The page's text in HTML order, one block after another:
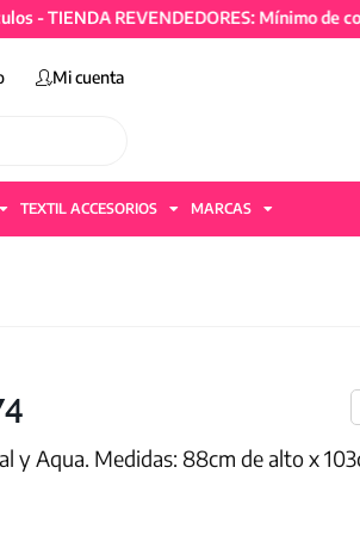
REVENDEDORES: Mínimo de
Mi cuenta
TEXTIL ACCESORIOS MARCAS
y Aqua. Medidas: 88cm de alto x